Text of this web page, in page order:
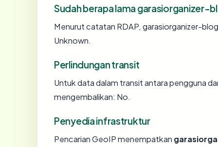
Sudah berapa lama garasiorganizer-
Menurut catatan RDAP, garasiorganizer-
Unknown.
Perlindungan transit
Untuk data dalam transit antara pengguna
mengembalikan: No.
Penyedia infrastruktur
Pencarian GeoIP menempatkan